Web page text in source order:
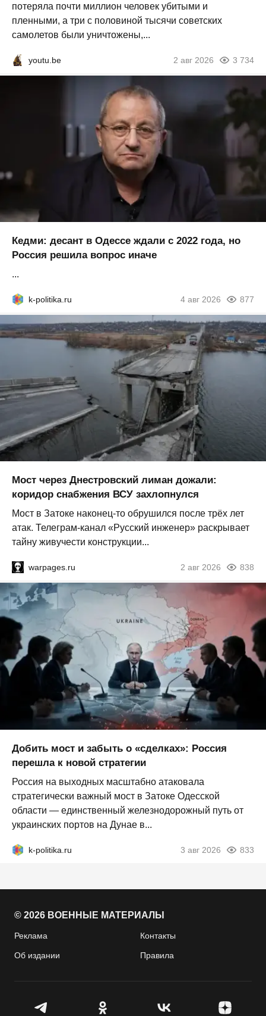
потеряла почти миллион человек убитыми и
пленными, а три с половиной тысячи советских
самолетов были уничтожены,...
youtu.be 2 авг 2026 3 734
Кедми: десант в Одессе ждали с 2022 года, но
Россия решила вопрос иначе
...
k-politika.ru 4 авг 2026 877
Мост через Днестровский лиман дожали:
коридор снабжения ВСУ захлопнулся
Мост в Затоке наконец-то обрушился после трёх лет
атак. Телеграм-канал «Русский инженер» раскрывает
тайну живучести конструкции...
warpages.ru 2 авг 2026 838
Добить мост и забыть о «сделках»: Россия
перешла к новой стратегии
Россия на выходных масштабно атаковала
стратегически важный мост в Затоке Одесской
области — единственный железнодорожный путь от
украинских портов на Дунае в...
k-politika.ru 3 авг 2026 833
© 2026 ВОЕННЫЕ МАТЕРИАЛЫ
Реклама Контакты
Об издании Правила